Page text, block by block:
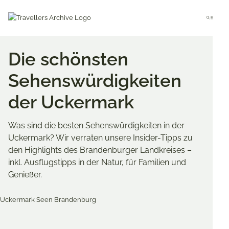
Menu
Die schönsten
Sehenswürdigkeiten
der Uckermark
Was sind die besten Sehenswürdigkeiten in der
Uckermark? Wir verraten unsere Insider-Tipps zu
den Highlights des Brandenburger Landkreises –
inkl. Ausflugstipps in der Natur, für Familien und
Genießer.